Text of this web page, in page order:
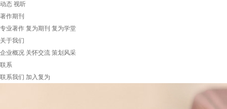
动态 视听
著作期刊
专业著作 复为期刊 复为学堂
关于我们
企业概况 关怀交流 策划风采
联系
联系我们 加入复为